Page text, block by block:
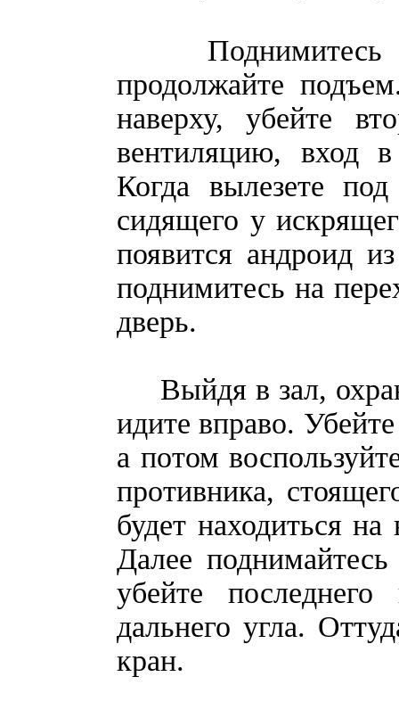
Поднимитесь по
продолжайте
наверху, убейте
вентиляцию, вход
Когда вылезете
сидящего у
появится андроид
поднимитесь на
дверь.
Выйдя в зал,
идите вправо.
а потом
противника,
будет находиться
Далее
убейте
дальнего угла.
кран.